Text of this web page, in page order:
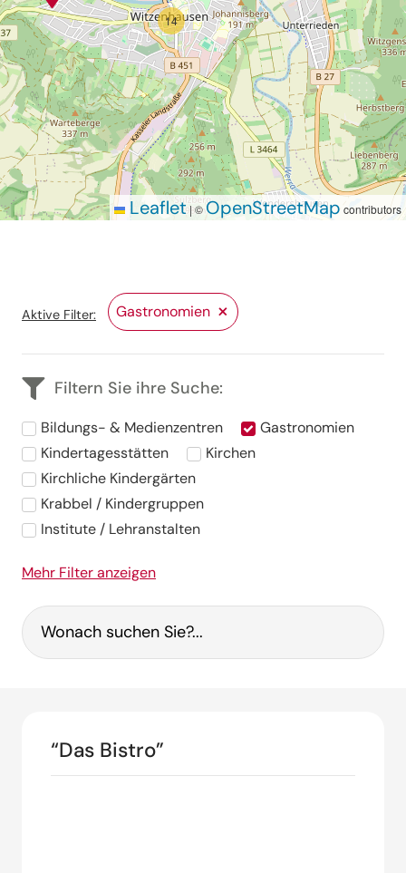
14
Leaflet|©OpenStreetMap contributors
Aktive Filter: Gastronomien ×
Filtern Sie ihre Suche:
Bildungs- & Medienzentren
Gastronomien
Kindertagesstätten
Kirchen
Kirchliche Kindergärten
Krabbel / Kindergruppen
Institute / Lehranstalten
Mehr Filter anzeigen
“Das Bistro”